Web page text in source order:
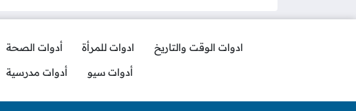
ادوات الوقت والتاريخ ادوات للمرأة أدوات الصحة
أدوات سيو
أدوات مدرسية